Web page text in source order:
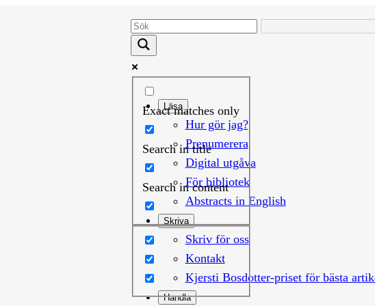
Exact matches only
Search in title
Search in content
Läsa
Hur gör jag?
Prenumerera
Digital utgåva
För bibliotek
Abstracts in English
Skriva
Skriv för oss
Kontakt
Kjersti Bosdotter-priset för bästa
Handla